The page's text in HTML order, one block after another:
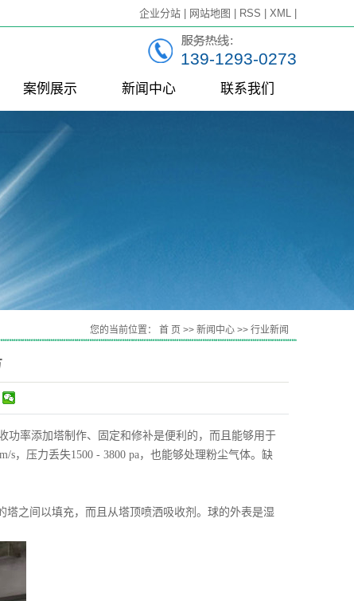
企业分站 网站地图 RSS XML
139-1293-0273
案例展示
一级案例
新闻中心
公司新闻
联系我们
您的当前位置： 首 页 >> 新闻中心 >> 行业新闻
功率添加塔制作、固定和修补是便利的，而且能够用于
s，压力丢失1500 - 3800 pa，也能够处理粉尘气体。缺
之间以填充，而且从塔顶喷洒吸收剂。球的外表是湿